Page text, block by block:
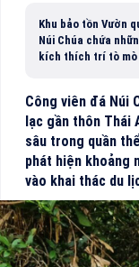
Khu bảo tồn Vườn
Núi Chúa chứa
kích thích trí tò mò
Công viên đá Núi
lạc gần thôn Thái
sâu trong quần
phát hiện khoảng
vào khai thác du